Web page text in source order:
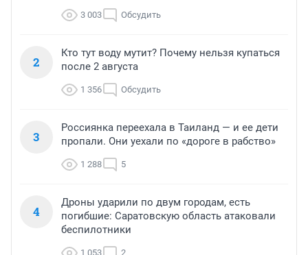
3 003 Обсудить
2
Кто тут воду мутит? Почему нельзя купаться
после 2 августа
1 356 Обсудить
3
Россиянка переехала в Таиланд — и ее дети
пропали. Они уехали по «дороге в рабство»
1 288 5
4
Дроны ударили по двум городам, есть
погибшие: Саратовскую область атаковали
беспилотники
1 053 2